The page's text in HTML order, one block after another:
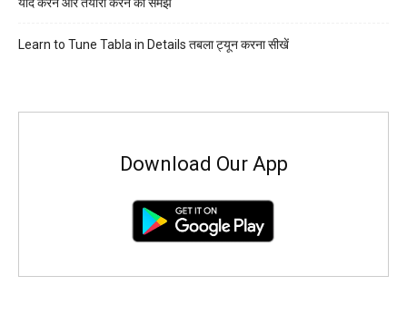
याद करने और तैयारी करने की समझ
Learn to Tune Tabla in Details तबला ट्यून करना सीखें
Download Our App